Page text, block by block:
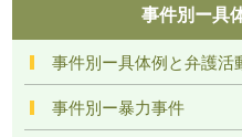
事件別ー具
事件別ー具体例と弁護活
事件別ー暴力事件